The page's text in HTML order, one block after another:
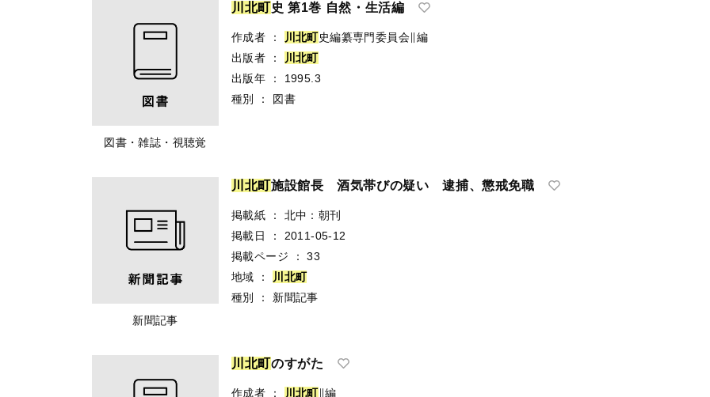
図書・雑誌・視聴覚
川 北町史 第1巻 自然・生活編
作成者 ： 川 北町史編纂専門委員会∥編
出版者
： 川 北町
出版年
：
1995.3
種別
： 図書
新聞記事
川 北町施設館長 酒気帯びの疑い 逮捕、懲戒免職
掲載紙 ：
北中：朝刊
掲載日
：
2011-05-12
掲載ページ
：
33
地域
： 川 北町
種別
： 新聞記事
川 北町のすがた
作成者 ： 川 北町∥編